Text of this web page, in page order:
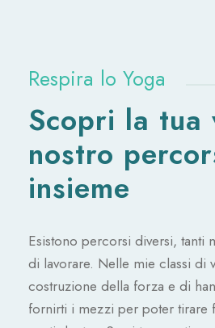
Respira lo Yoga
Scopri la tua
nostro
insieme
Esistono percorsi diversi, tanti
di lavorare. Nelle mie classi di
costruzione della forza e di
fornirti i mezzi per poter tirare